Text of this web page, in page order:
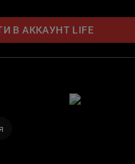
В АККАУНТ LIFE